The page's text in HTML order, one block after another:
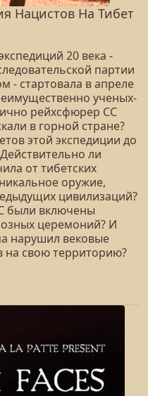
Нацистов На Тибет
20 века -
партии
- стартовала в апреле
ученых-
рейхсфюрер СС
в горной стране?
этой экспедиции до
ли
от тибетских
оружие,
цивилизаций?
были включены
церемоний? И
нарушил вековые
на свою территорию?